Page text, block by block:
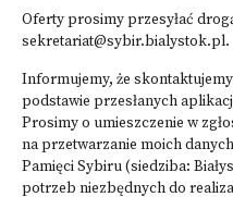
Oferty prosimy przesyłać
sekretariat@sybir.bialystok.pl.
Informujemy, że
podstawie przesłanych
Prosimy o umieszczenie w
na przetwarzanie moich
Pamięci Sybiru (siedziba:
potrzeb niezbędnych do